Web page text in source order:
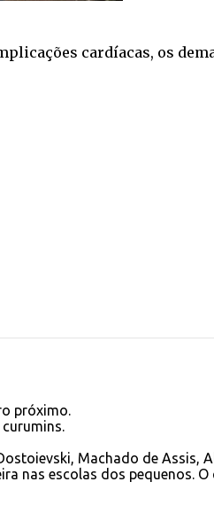
cardíacas, os
próximo.
Machado de Assis,
nas escolas dos pequenos. O